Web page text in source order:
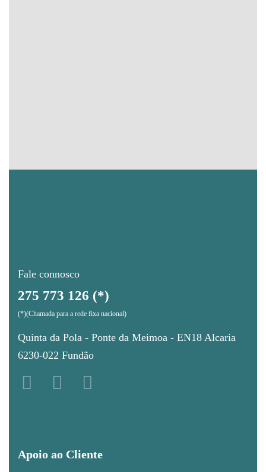
Fale connosco
275 773 126 (*)
(*)(Chamada para a rede fixa nacional)
Quinta da Pola - Ponte da Meimoa - EN18 Alcaria
6230-022 Fundão
Apoio ao Cliente